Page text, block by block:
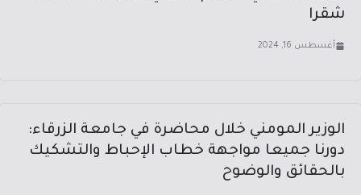
شقرا
أغسطس 16, 2024
الوزير المومني خلال محاضرة في جامعة الزرقاء:
دورنا جميعا مواجهة خطاب الإحباط والتشكيك
بالحقائق والوضوح